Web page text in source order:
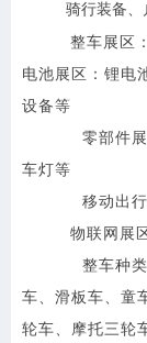
骑行装备、
整车展区：
电池展区： 锂电
设备等
零部件展
车灯等
移动出
物联网展
整车种
车、滑板车、童
轮车、摩托三轮